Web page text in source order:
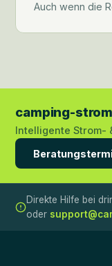
Auch wenn die
camping-
Intelligente Strom-
Direkte Hilfe bei
oder